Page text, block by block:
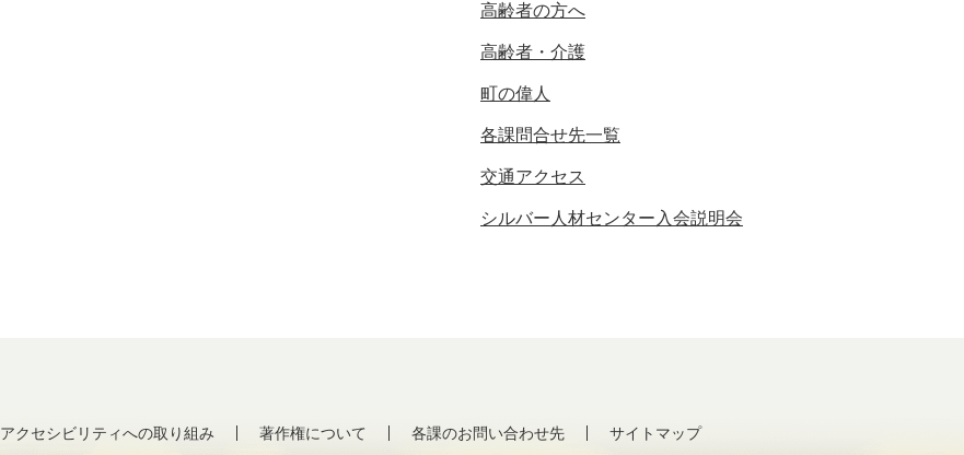
高齢者の方へ
高齢者・介護
町の偉人
各課問合せ先一覧
交通アクセス
シルバー人材センター入会説明会
アクセシビリティへの取り組み 著作権について 各課のお問い合わせ先 サイトマップ